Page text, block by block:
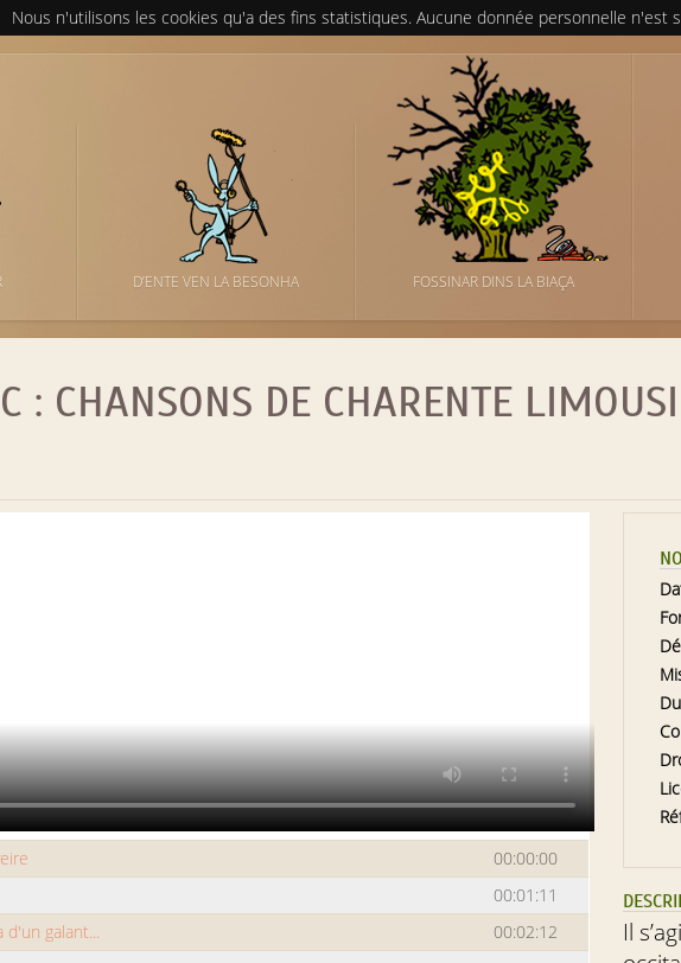
Nous n'utilisons les cookies qu'a des fins statistiques. Aucune donnée personnelle n'est
D’ENTE VEN LA BESONHA FOSSINAR DINS LA BIAÇA
: CHANSONS DE CHARENTE
00:00:00
00:01:11
d'un galant...
00:02:12
Il